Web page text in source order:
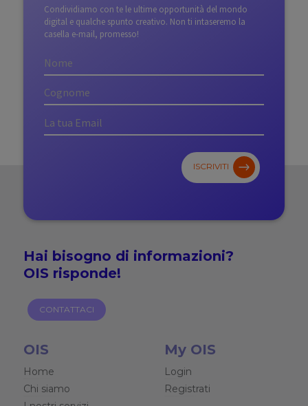
Condividiamo con te le ultime opportunità del mondo
digital e qualche spunto creativo. Non ti intaseremo la
casella e-mail, promesso!
ISCRIVITI
Hai bisogno di informazioni?
OIS risponde!
CONTATTACI
OIS
Home
Chi siamo
My OIS
Login
Registrati